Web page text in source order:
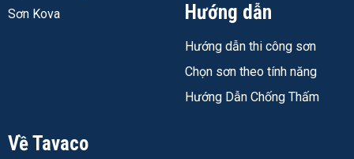
Sơn Kova
Hướng dẫn
Hướng dẫn thi công sơn
Chọn sơn theo tính năng
Hướng Dẫn Chống Thấm
Về Tavaco